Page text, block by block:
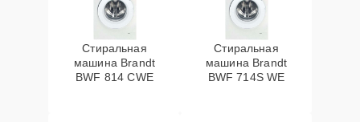
Стиральная
машина Brandt
BWF 814 CWE
Стиральная
машина Brandt
BWF 714S WE